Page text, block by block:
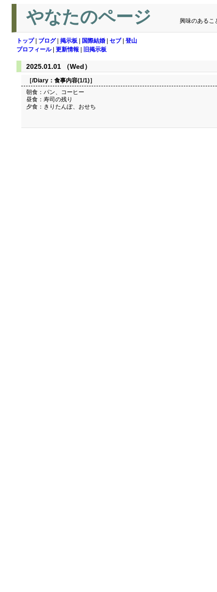
やなたのページ 興味のあるこ
トップ| ブログ| 掲示板 国際結婚 セブ| 登山
プロフィール| 更新情報 旧掲示板
2025.01.01 （Wed）
［/Diary： 食事内容(1/1)］
朝食：パン、コーヒー
昼食：寿司の残り
夕食：きりたんぽ、おせち